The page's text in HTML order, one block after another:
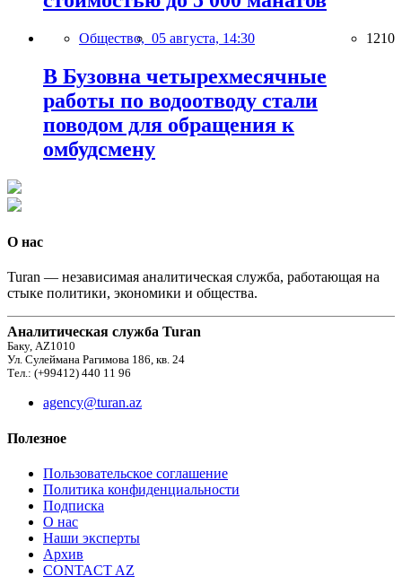
Общество, 05 августа, 14:30 1210
В Бузовна четырехмесячные
работы по водоотводу стали
поводом для обращения к
омбудсмену
О нас
Turan — независимая аналитическая служба, работающая на
стыке политики, экономики и общества.
Аналитическая служба Turan
Баку, AZ1010
Ул. Сулеймана Рагимова 186, кв. 24
Тел.: (+99412) 440 11 96
agency@turan.az
Полезное
Пользовательское соглашение
Политика конфиденциальности
Подписка
О нас
Наши эксперты
Архив
CONTACT AZ